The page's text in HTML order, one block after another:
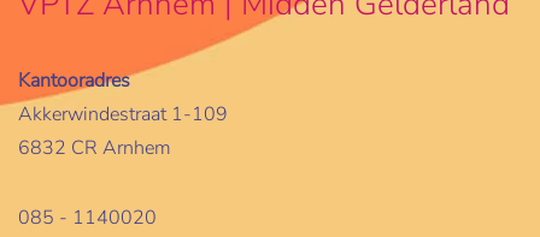
Kantooradres
Akkerwindestraat 1-109
6832 CR Arnhem
085 - 1140020